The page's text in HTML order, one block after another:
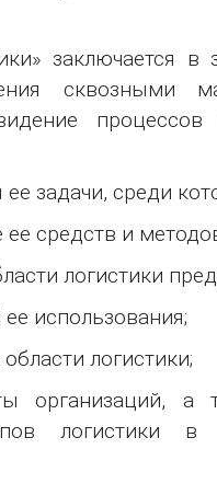
заключается в
сквозными
задачи, среди
ее средств и
логистики
использования;
логистики;
организаций, а
логистики в